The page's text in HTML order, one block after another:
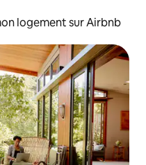
logement sur Airbnb